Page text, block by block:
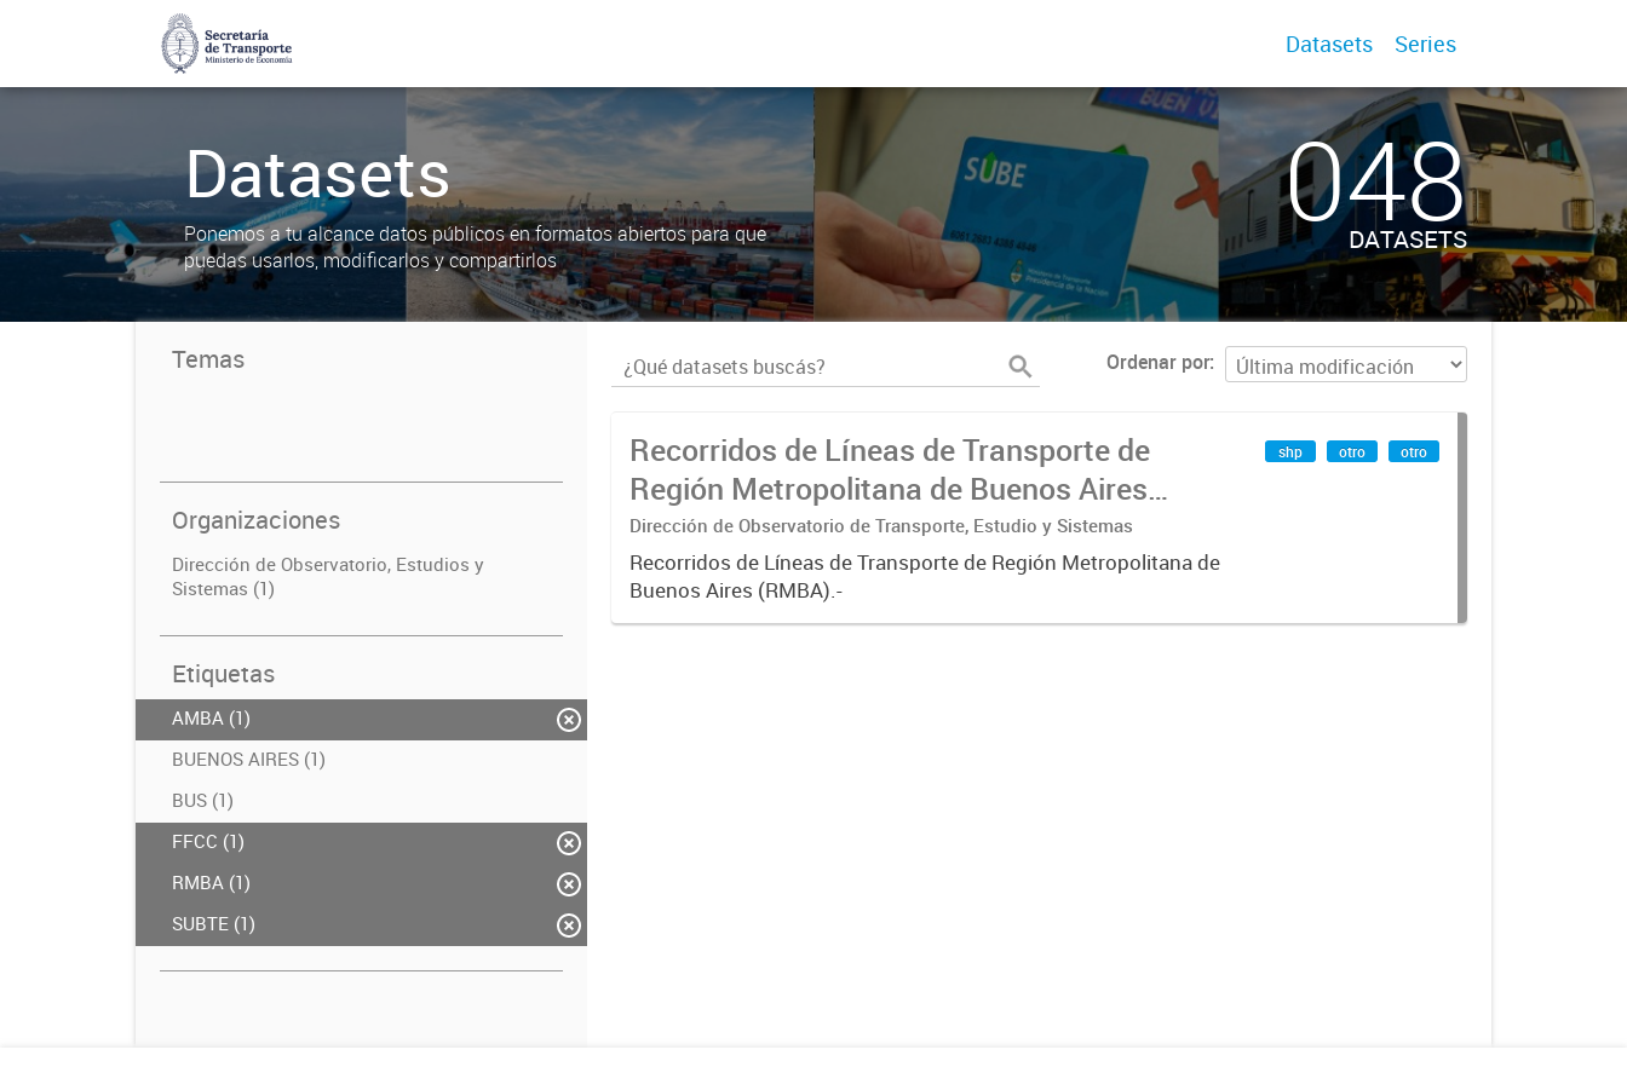
Datasets Series
Datasets
Ponemos a tu alcance datos públicos en formatos abiertos para que
puedas usarlos, modificarlos y compartirlos
048
DATASETS
Temas
Organizaciones
Dirección de Observatorio, Estudios y
Sistemas (1)
Etiquetas
AMBA (1)
BUENOS AIRES (1)
BUS (1)
FFCC (1)
RMBA (1)
SUBTE (1)
Ordenar por
Recorridos de Líneas de Transporte de
Región Metropolitana de Buenos Aires
(RMBA)
Dirección de Observatorio de Transporte, Estudio y Sistemas
Recorridos de Líneas de Transporte de Región Metropolitana de
Buenos Aires (RMBA).-
shp otro otro